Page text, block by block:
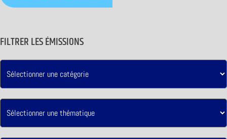
FILTRER LES ÉMISSIONS